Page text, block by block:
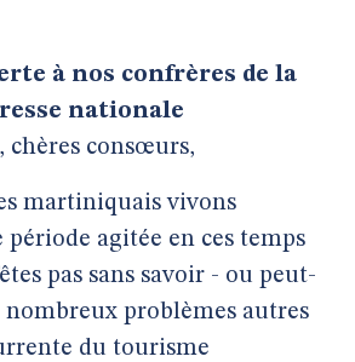
à nos confrères de la
nationale
chères consœurs,
martiniquais vivons
période agitée en ces temps
pas sans savoir - ou peut-
nombreux problèmes autres
du tourisme